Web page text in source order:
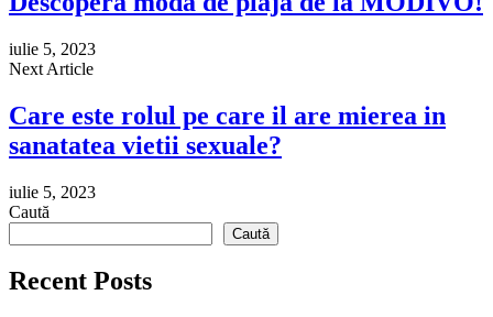
iulie 5, 2023
Next Article
Care este rolul pe care il are mierea in
sanatatea vietii sexuale?
iulie 5, 2023
Caută
Caută
Recent Posts